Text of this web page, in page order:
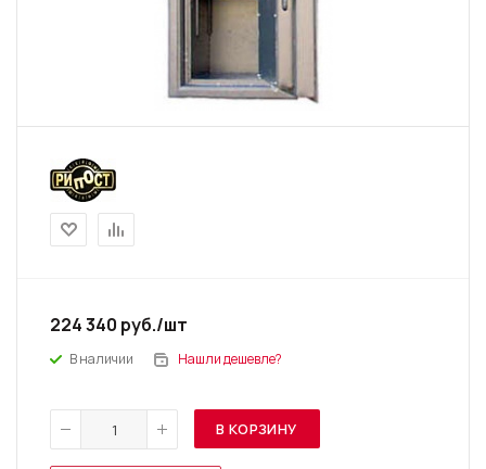
224 340 руб./шт
В наличии Нашли дешевле?
В КОРЗИНУ